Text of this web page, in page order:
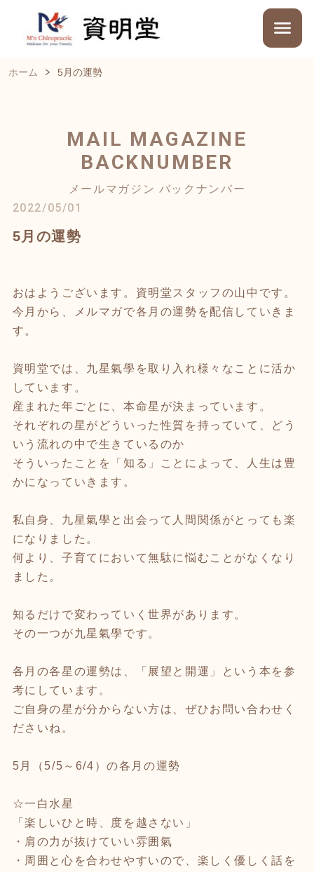
ホーム 5月の運勢
MAIL MAGAZINE
BACKNUMBER
メールマガジン バックナンバー
2022/05/01
5月の運勢
おはようございます。資明堂スタッフの山中です。
今月から、メルマガで各月の運勢を配信していきま
す。
資明堂では、九星氣學を取り入れ様々なことに活か
しています。
産まれた年ごとに、本命星が決まっています。
それぞれの星がどういった性質を持っていて、どう
いう流れの中で生きているのか
そういったことを「知る」ことによって、人生は豊
かになっていきます。
私自身、九星氣學と出会って人間関係がとっても楽
になりました。
何より、子育てにおいて無駄に悩むことがなくなり
ました。
知るだけで変わっていく世界があります。
その一つが九星氣學です。
各月の各星の運勢は、「展望と開運」という本を参
考にしています。
ご自身の星が分からない方は、ぜひお問い合わせく
ださいね。
5月（5/5～6/4）の各月の運勢
☆一白水星
「楽しいひと時、度を越さない」
・肩の力が抜けていい雰囲氣
・周囲と心を合わせやすいので、楽しく優しく話を